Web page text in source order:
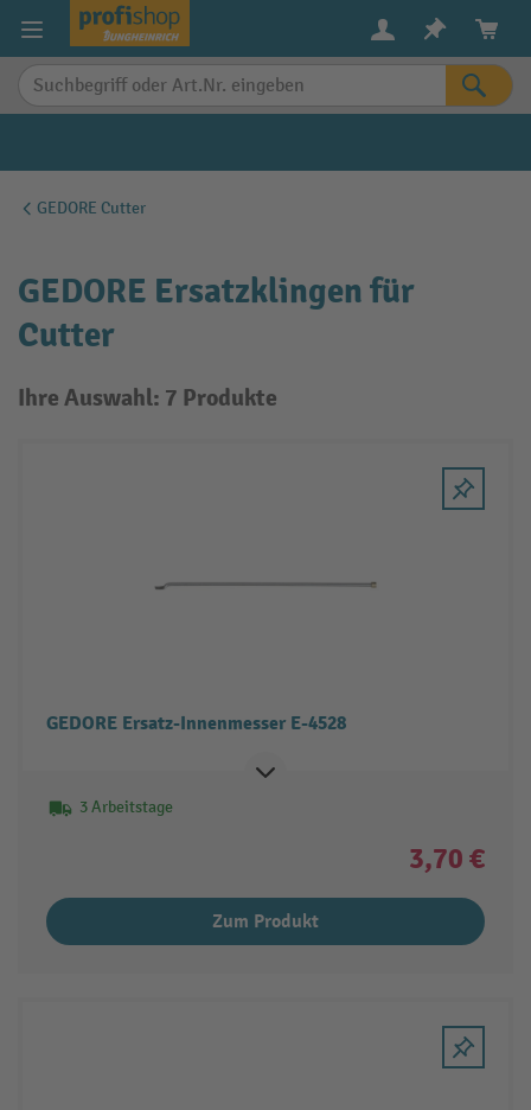
springen
GEDORE Cutter
GEDORE Ersatzklingen für
Cutter
Ihre Auswahl: 7 Produkte
GEDORE Ersatz-Innenmesser E-4528
3 Arbeitstage
3,70 €
Zum Produkt